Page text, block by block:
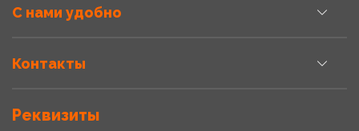
С нами удобно
Контакты
Реквизиты